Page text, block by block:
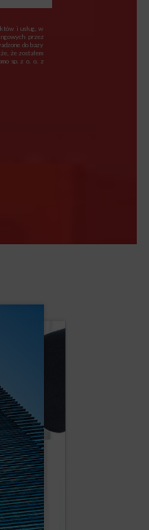
i usług, w
przez
do bazy
że zostałem
sp. z o. o. z